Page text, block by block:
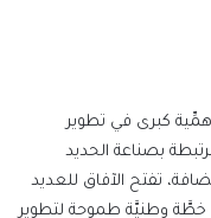
كبرى في تطوير
بصناعة الحديد
تفتح الآفاق للعديد
خطَّة وطنيَّة طموحة لتطوير